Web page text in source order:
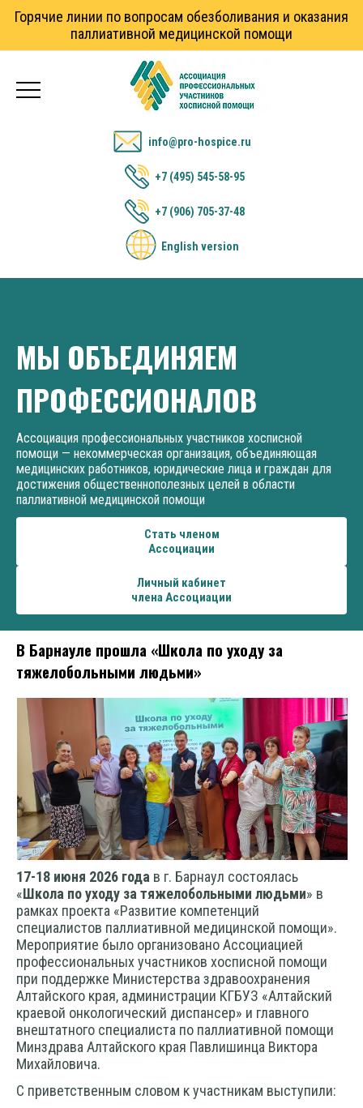
Горячие линии по вопросам обезболивания и оказания
паллиативной медицинской помощи
info@pro-hospice.ru
+7 (495) 545-58-95
+7 (906) 705-37-48
English version
МЫ ОБЪЕДИНЯЕМ
ПРОФЕССИОНАЛОВ
Ассоциация профессиональных участников хосписной
помощи — некоммерческая организация, объединяющая
медицинских работников, юридические лица и граждан для
достижения общественнополезных целей в области
паллиативной медицинской помощи
Стать членом
Ассоциации
Личный кабинет
члена Ассоциации
В Барнауле прошла «Школа по уходу за
тяжелобольными людьми»
17-18 июня 2026 года в г. Барнаул состоялась
«Школа по уходу за тяжелобольными людьми» в
рамках проекта «Развитие компетенций
специалистов паллиативной медицинской помощи».
Мероприятие было организовано Ассоциацией
профессиональных участников хосписной помощи
при поддержке Министерства здравоохранения
Алтайского края, администрации КГБУЗ «Алтайский
краевой онкологический диспансер» и главного
внештатного специалиста по паллиативной помощи
Минздрава Алтайского края Павлишинца Виктора
Михайловича.
С приветственным словом к участникам выступили: